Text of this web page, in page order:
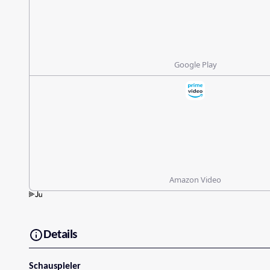
Google Play
Amazon Video
Details
Schauspieler